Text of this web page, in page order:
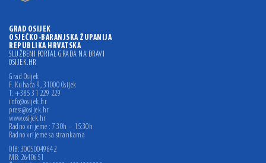
GRAD OSIJEK
OSJEČKO-BARANJSKA ŽUPANIJA
REPUBLIKA HRVATSKA
SLUŽBENI PORTAL GRADA NA DRAVI
OSIJEK.HR
Grad Osijek
F. Kuhača 9, 31000 Osijek
T: +385 31 229 229
info@osijek.hr
press@osijek.hr
www.osijek.hr
Radno vrijeme : 7:30h – 15:30h
Radno vrijeme sa strankama
OIB: 30050049642
MB: 2640651